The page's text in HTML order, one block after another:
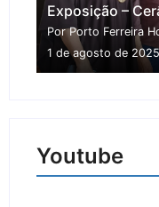
Exposição –
Por Porto Ferreira
1 de agosto de 2025
Youtube